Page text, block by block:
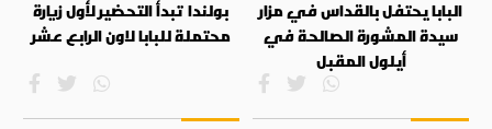
البابا يحتفل بالقداس في مزار
سيدة المشورة الصالحة في
أيلول المقبل
بولندا تبدأ التحضير لأول زيارة
محتملة للبابا لاون الرابع عشر